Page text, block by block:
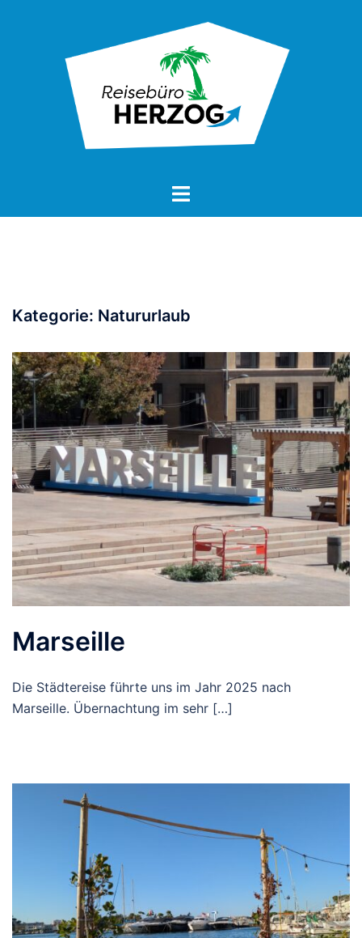
Kategorie: Natururlaub
Marseille
Die Städtereise führte uns im Jahr 2025 nach
Marseille. Übernachtung im sehr […]